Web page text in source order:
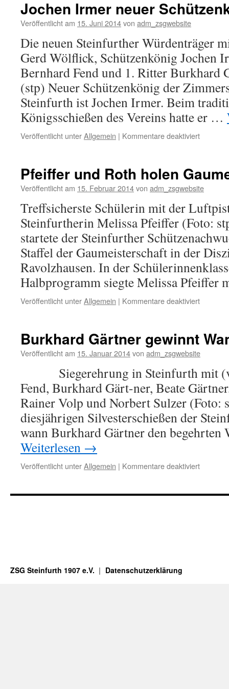
Jochen Irmer neuer
Veröffentlicht am 15. Juni 2014von adm_zsgwebsite
Die neuen Steinfurther Würdenträger
Gerd Wölflick, Schützenkönig Jochen
Bernhard Fend und 1. Ritter Burkhard
(stp) Neuer Schützenkönig der
Steinfurth ist Jochen Irmer. Beim
Königsschießen des Vereins hatte er …
Veröffentlicht unterAllgemein | Kommentare deaktiviertfür
Pfeiffer und Roth holen
Veröffentlicht am 15. Februar 2014von adm_zsgwebsite
Treffsicherste Schülerin mit der
Steinfurtherin Melissa Pfeiffer (Foto:
startete der Steinfurther
Staffel der Gaumeisterschaft in der
Ravolzhausen. In der
Halbprogramm siegte Melissa
Veröffentlicht unterAllgemein | Kommentare deaktiviertfür
holen
Burkhard Gärtner gewinnt
Veröffentlicht am 15. Januar 2014von adm_zsgwebsite
Siegerehrung in Steinfurth mit
Fend, Burkhard Gärt-ner, Beate
Rainer Volp und Norbert Sulzer (Foto:
diesjährigen Silvesterschießen der
wann Burkhard Gärtner den
Weiterlesen →
Veröffentlicht unterAllgemein | Kommentare deaktiviertfür
gewinnt
ZSG Steinfurth 1907 e.V. Datenschutzerklärung